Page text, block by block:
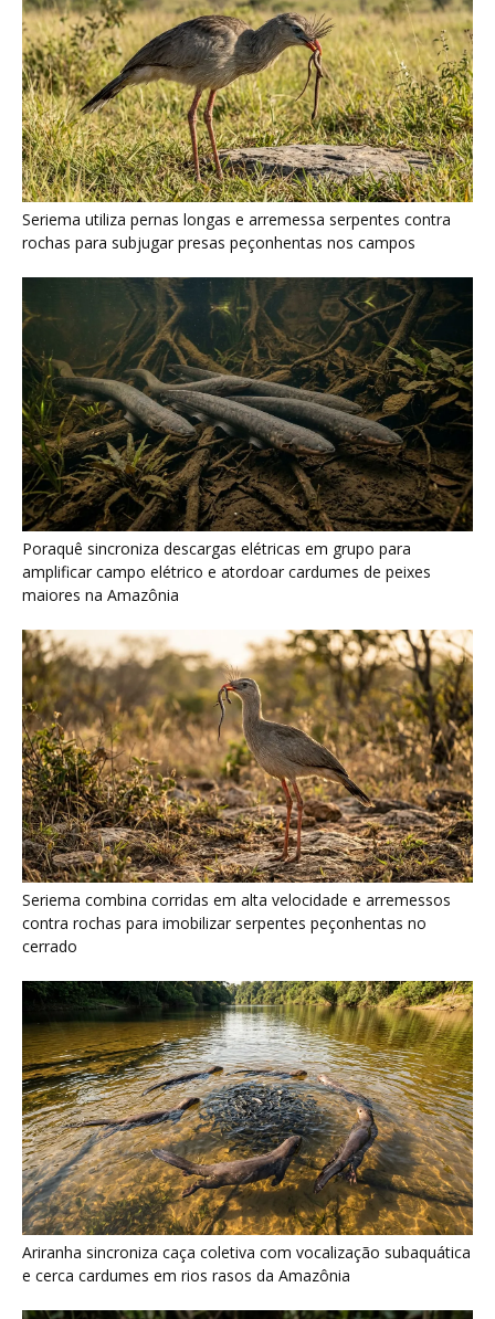
Poraquê sincroniza descargas elétricas em grupo para
amplificar campo elétrico e atordoar cardumes de peixes
maiores na Amazônia
Seriema combina corridas em alta velocidade e arremessos
contra rochas para imobilizar serpentes peçonhentas no
cerrado
Ariranha sincroniza caça coletiva com vocalização subaquática
e cerca cardumes em rios rasos da Amazônia
Surucucu detecta calor pela fosseta loreal e prepara ataque de
emboscada no escuro da floresta